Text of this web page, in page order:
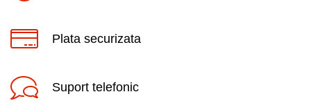
Plata securizata
Suport telefonic